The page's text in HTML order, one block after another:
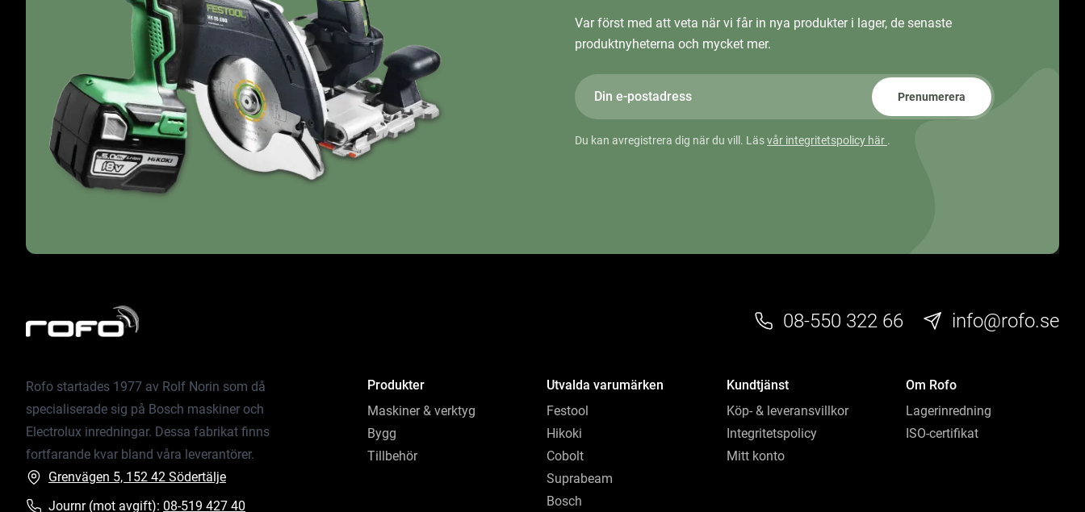
Var först med att veta när vi får in nya produkter i lager, de senaste
produktnyheterna och mycket mer.
Prenumerera
Du kan avregistrera dig när du vill. Läsvår integritetspolicy här .
08-550 322 66 info@rofo.se
Rofo startades 1977 av Rolf Norin som då
specialiserade sig på Bosch maskiner och
Electrolux inredningar. Dessa fabrikat finns
fortfarande kvar bland våra leverantörer.
Grenvägen 5, 152 42 Södertälje
Journr (mot avgift): 08-519 427 40
Produkter
Maskiner & verktyg
Bygg
Tillbehör
Utvalda varumärken
Festool
Hikoki
Cobolt
Suprabeam
Bosch
Kundtjänst
Köp- & leveransvillkor
Integritetspolicy
Mitt konto
Om Rofo
Lagerinredning
ISO-certifikat